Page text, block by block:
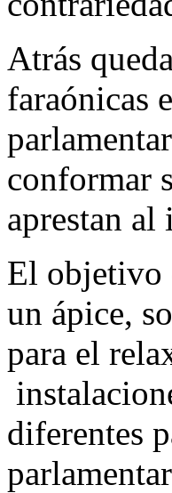
Atrás
faraónicas
conformar
aprestan al
El objetivo
un ápice,
para el
diferentes